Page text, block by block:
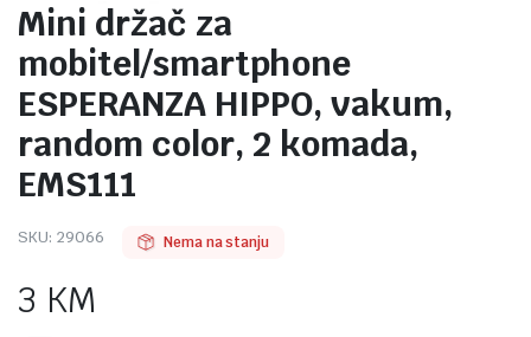
Mini držač za
mobitel/smartphone
ESPERANZA HIPPO, vakum,
random color, 2 komada,
EMS111
SKU: 29066 Nema na stanju
3 KM